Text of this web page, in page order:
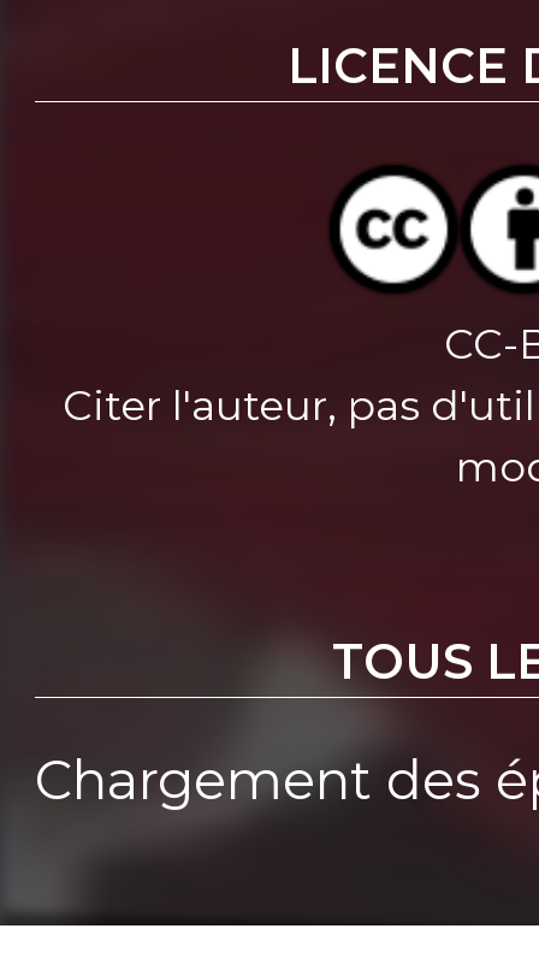
LICENCE
CC-
Citer l'auteur, pas
TOUS
Chargement des